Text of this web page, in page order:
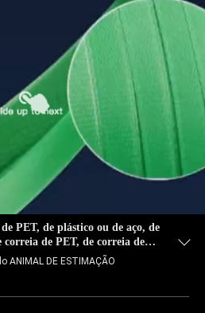
PET, de plástico ou de aço, de
de PET, de correia de
ANIMAL DE ESTIMAÇÃO